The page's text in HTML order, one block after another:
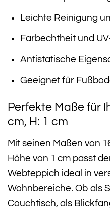
Leichte Reinigung
Farbechtheit und
Antistatische
Geeignet für
Perfekte Maße für
cm, H: 1 cm
Mit seinen Maßen von
Höhe von 1 cm passt
Webteppich ideal in
Wohnbereiche. Ob als
Couchtisch, als